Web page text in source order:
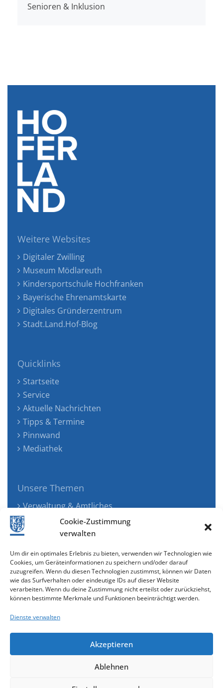
Cookie-Zustimmung
verwalten
Um dir ein optimales Erlebnis zu bieten, verwenden wir Technologien wie
Cookies, um Geräteinformationen zu speichern und/oder darauf
zuzugreifen. Wenn du diesen Technologien zustimmst, können wir Daten
wie das Surfverhalten oder eindeutige IDs auf dieser Website
verarbeiten. Wenn du deine Zustimmung nicht erteilst oder zurückziehst,
können bestimmte Merkmale und Funktionen beeinträchtigt werden.
Dienste verwalten
Akzeptieren
Ablehnen
Senioren & Inklusion
Weitere Websites
Digitaler Zwilling
Museum Mödlareuth
Kindersportschule Hochfranken
Bayerische Ehrenamtskarte
Digitales Gründerzentrum
Stadt.Land.Hof-Blog
Quicklinks
Startseite
Service
Aktuelle Nachrichten
Tipps & Termine
Pinnwand
Mediathek
Unsere Themen
Verwaltung & Amtliches
Jugend, Familie & Gesundheit
Tourismus, Freizeit & Ökologie
Wirtschaft & Verkehr
Senioren & Inklusion